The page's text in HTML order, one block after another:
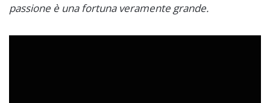
passione è una fortuna veramente grande.